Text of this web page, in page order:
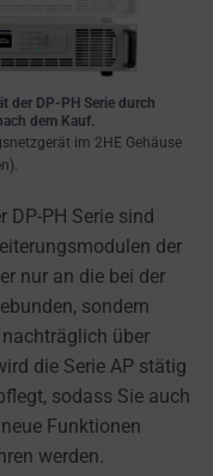
der DP-PH Serie durch
dem Kauf.
im 2HE Gehäuse
DP-PH Serie sind
der
nur an die bei der
sondern
über
die Serie AP stätig
sodass Sie auch
Funktionen
werden.